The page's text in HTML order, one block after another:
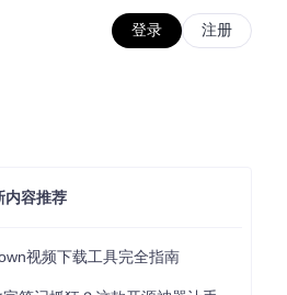
登录 注册
内容推荐
视频下载工具完全指南